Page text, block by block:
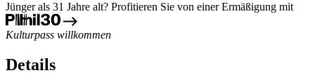
Jünger als 31 Jahre alt? Profitieren Sie von einer Ermäßigung mit
Kulturpass willkommen
Details